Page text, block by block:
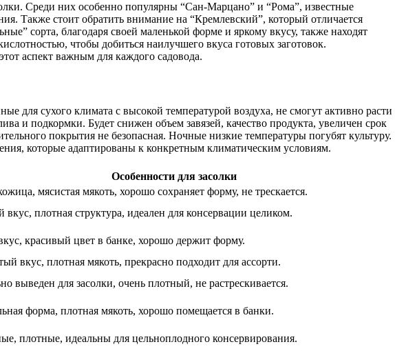
Среди них особенно популярны “Сан-Марцано” и “Рома”, известные
Также стоит обратить внимание на “Кремлевский”, который отличается
сорта, благодаря своей маленькой форме и яркому вкусу, также находят
чтобы добиться наилучшего вкуса готовых заготовок.
аспект важным для каждого садовода.
для сухого климата с высокой температурой воздуха, не смогут активно расти
и подкормки. Будет снижен объем завязей, качество продукта, увеличен срок
покрытия не безопасная. Ночные низкие температуры погубят культуру.
которые адаптированы к конкретным климатическим условиям.
Особенности для засолки
мясистая мякоть, хорошо сохраняет форму, не трескается.
плотная структура, идеален для консервации целиком.
красивый цвет в банке, хорошо держит форму.
вкус, плотная мякоть, прекрасно подходит для ассорти.
выведен для засолки, очень плотный, не растрескивается.
форма, плотная мякоть, хорошо помещается в банки.
плотные, идеальны для цельноплодного консервирования.